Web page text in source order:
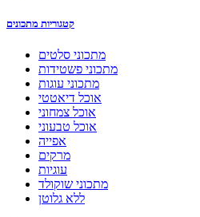
קטגוריות מתכונים
מתכוני סלטים
מתכוני פשטידות
מתכוני עוגות
אוכל דיאטטי
אוכל צמחוני
אוכל טבעוני
אפייה
מרקים
עוגיות
מתכוני שוקולד
ללא גלוטן